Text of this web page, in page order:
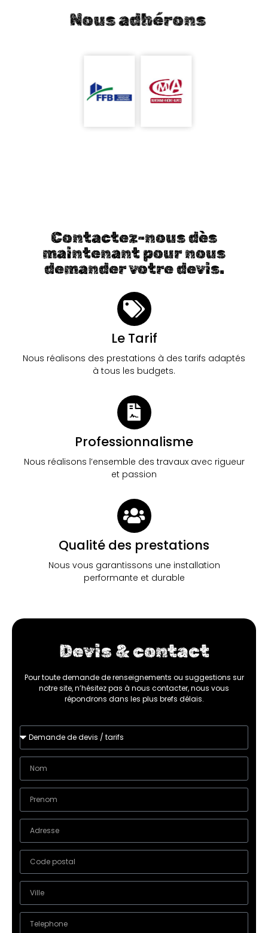
Nous adhérons
Contactez-nous dès
maintenant pour nous
demander votre devis.
Le Tarif
Nous réalisons des prestations à des tarifs adaptés
à tous les budgets.
Professionnalisme
Nous réalisons l’ensemble des travaux avec rigueur
et passion
Qualité des prestations
Nous vous garantissons une installation
performante et durable
Devis & contact
Pour toute demande de renseignements ou suggestions sur
notre site, n’hésitez pas à nous contacter, nous vous
répondrons dans les plus brefs délais.